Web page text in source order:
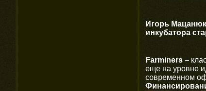
Игорь
инкубатора
Farminers –
еще на уровне
современном